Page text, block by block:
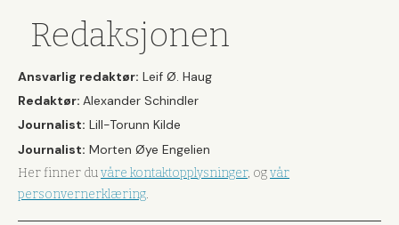
Redaksjonen
Ansvarlig redaktør: Leif Ø. Haug
Redaktør: Alexander Schindler
Journalist: Lill-Torunn Kilde
Journalist: Morten Øye Engelien
Her finner duvåre kontaktopplysninger, ogvår
personvernerklæring.